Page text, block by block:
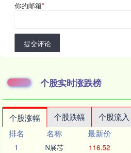
你的邮箱*
提交评论
个股实时涨跌榜
个股涨幅 个股跌幅 个股流入
排名
名称 最新价
1
N展芯 116.52